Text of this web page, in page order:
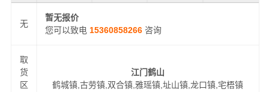
无
暂无报价
您可以致电 15360858266 咨询
取
货
区
江门鹤山
鹤城镇,古劳镇,双合镇,雅瑶镇,址山镇,龙口镇,宅梧镇